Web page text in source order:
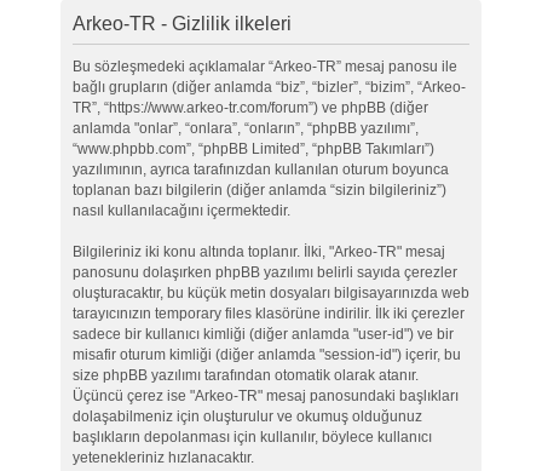
Arkeo-TR - Gizlilik ilkeleri
Bu sözleşmedeki açıklamalar “Arkeo-TR” mesaj panosu ile
bağlı grupların (diğer anlamda “biz”, “bizler”, “bizim”, “Arkeo-
TR”, “https://www.arkeo-tr.com/forum”) ve phpBB (diğer
anlamda "onlar”, “onlara”, “onların”, “phpBB yazılımı”,
“www.phpbb.com”, “phpBB Limited”, “phpBB Takımları”)
yazılımının, ayrıca tarafınızdan kullanılan oturum boyunca
toplanan bazı bilgilerin (diğer anlamda “sizin bilgileriniz”)
nasıl kullanılacağını içermektedir.
Bilgileriniz iki konu altında toplanır. İlki, "Arkeo-TR" mesaj
panosunu dolaşırken phpBB yazılımı belirli sayıda çerezler
oluşturacaktır, bu küçük metin dosyaları bilgisayarınızda web
tarayıcınızın temporary files klasörüne indirilir. İlk iki çerezler
sadece bir kullanıcı kimliği (diğer anlamda "user-id") ve bir
misafir oturum kimliği (diğer anlamda "session-id") içerir, bu
size phpBB yazılımı tarafından otomatik olarak atanır.
Üçüncü çerez ise "Arkeo-TR" mesaj panosundaki başlıkları
dolaşabilmeniz için oluşturulur ve okumuş olduğunuz
başlıkların depolanması için kullanılır, böylece kullanıcı
yetenekleriniz hızlanacaktır.